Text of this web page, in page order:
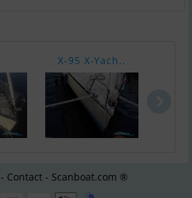
X-95 X-Yach..
Contact - Scanboat.com ®